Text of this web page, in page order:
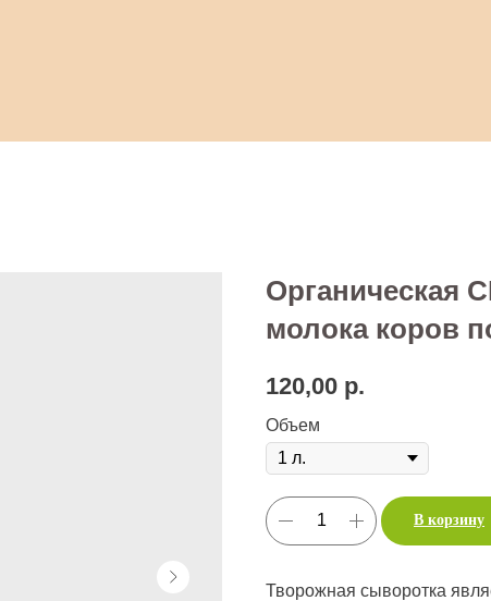
Связаться с менеджером
t.me/managerbogimovo
молока коров
120,00 р.
Объем
В корзину
Творожная сыворотка